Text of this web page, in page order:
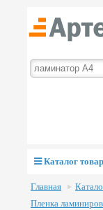
Каталог
Главная
Пленка